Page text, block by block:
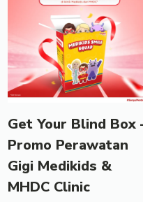
Get Your Blind Box
Promo Perawatan
Gigi Medikids &
MHDC Clinic